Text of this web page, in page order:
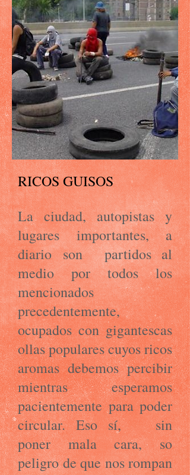
RICOS GUISOS
La ciudad, autopistas y
lugares importantes, a
diario son partidos al
medio por todos los
mencionados
precedentemente,
ocupados con gigantescas
ollas populares cuyos ricos
aromas debemos percibir
mientras esperamos
pacientemente para poder
circular. Eso sí, sin
poner mala cara, so
peligro de que nos rompan